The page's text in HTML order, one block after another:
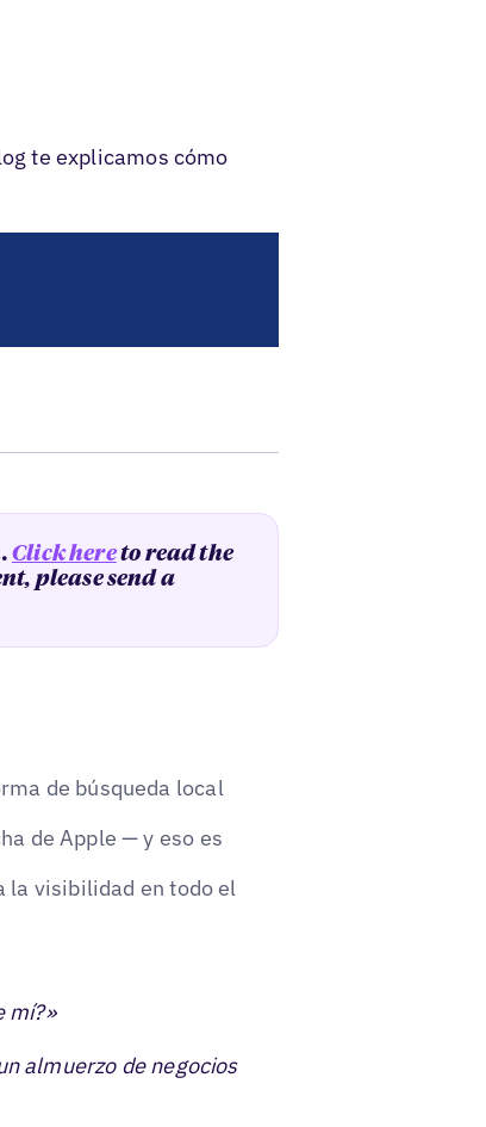
te explicamos cómo
Click hereto read the
please send a
de búsqueda local
de Apple — y eso es
la visibilidad en todo el
mí?»
almuerzo de negocios